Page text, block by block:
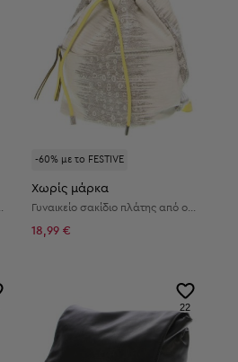
-60% με το FESTIVE
Χωρίς μάρκα
Γυναικείο σακίδιο πλάτης από οικολογικό δέρμα
18,99 €
22